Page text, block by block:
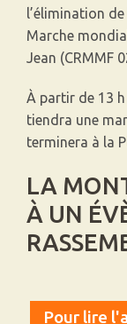
l’élimination
Marche
Jean (CRMMF
À partir de 13
tiendra une
terminera à la
LA
À UN
Pour lire